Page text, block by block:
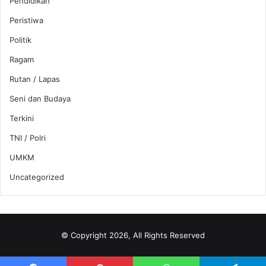
Peristiwa
Politik
Ragam
Rutan / Lapas
Seni dan Budaya
Terkini
TNI / Polri
UMKM
Uncategorized
© Copyright 2026, All Rights Reserved